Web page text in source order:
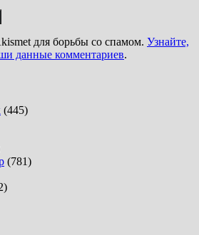
для борьбы со спамом. Узнайте,
данные комментариев.
(445)
(781)